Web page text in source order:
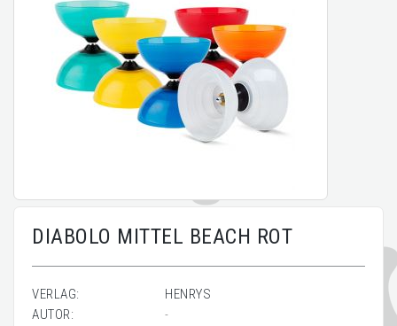
DIABOLO MITTEL BEACH ROT
VERLAG:
HENRYS
AUTOR:
-